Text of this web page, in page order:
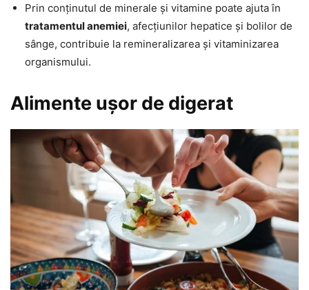
Prin conținutul de minerale și vitamine poate ajuta în
tratamentul anemiei, afecțiunilor hepatice și bolilor de
sânge, contribuie la remineralizarea și vitaminizarea
organismului.
Alimente ușor de digerat